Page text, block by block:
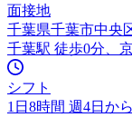
面接地
千葉県千葉市中央
千葉駅 徒歩0分、
シフト
1日8時間 週4日か